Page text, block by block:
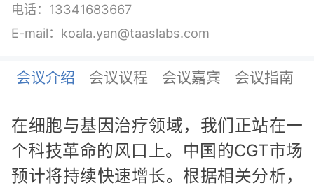
电话：13341683667
E-mail：koala.yan@taaslabs.com
会议介绍 会议议程 会议嘉宾 会议指南
在细胞与基因治疗领域，我们正站在一
个科技革命的风口上。中国的CGT市场
预计将持续快速增长。根据相关分析，